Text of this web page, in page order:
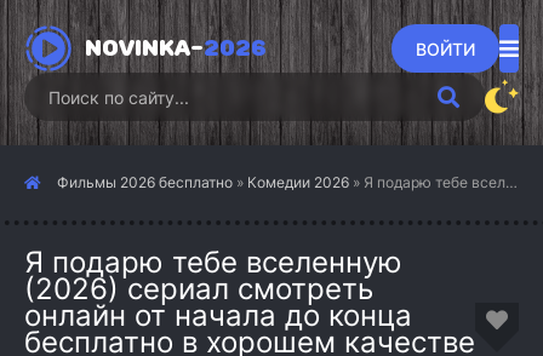
NOVINKA-2026 ВОЙТИ
Фильмы 2026 бесплатно » Комедии 2026 » Я подарю тебе вселенную (2026)
Я подарю тебе вселенную
(2026) сериал смотреть
онлайн от начала до конца
бесплатно в хорошем качестве